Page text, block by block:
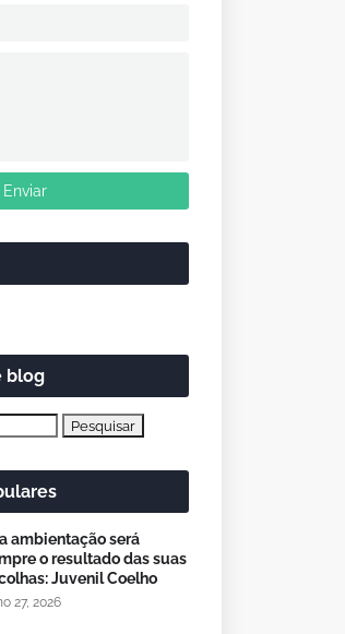
blog
ambientação será
o resultado das suas
Juvenil Coelho
27, 2026